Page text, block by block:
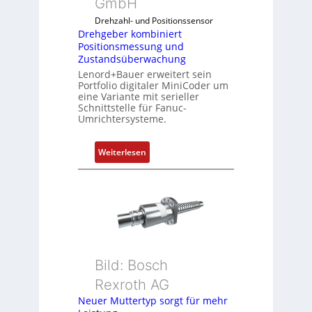
m
b
i
i
e
r
P
o
s
i
o
m
s
Drehzahl- und Positionssensor
Drehgeber kombiniert
Positionsmessung und
Zustandsüberwachung
Lenord+Bauer erweitert sein
Portfolio digitaler MiniCoder um
eine Variante mit serieller
Schnittstelle für Fanuc-
Umrichtersysteme.
Weiterlesen:
D
h
g
e
k
Bild: Bosch
Rexroth AG
Neuer Muttertyp sorgt für mehr